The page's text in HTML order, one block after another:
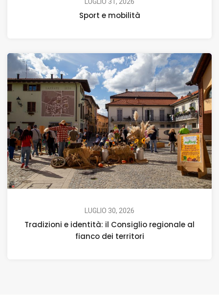
Sport e mobilità
LUGLIO 30, 2026
Tradizioni e identità: il Consiglio regionale al
fianco dei territori